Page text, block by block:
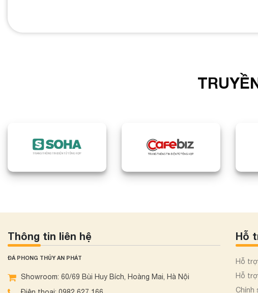
Thông tin liên hệ
ĐÁ PHONG THỦY AN PHÁT
Showroom: 60/69 Bùi Huy Bích, Hoàng Mai, Hà Nội
Hỗ
Hỗ
Hỗ
Chính